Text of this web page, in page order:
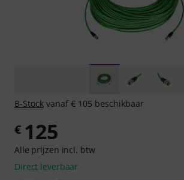
B-Stock vanaf € 105 beschikbaar
€ 125
Alle prijzen incl. btw
Direct leverbaar